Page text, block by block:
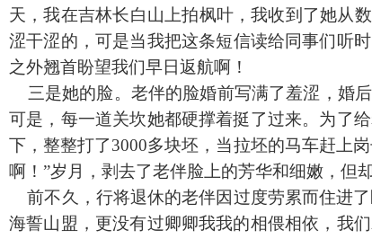
天，我在吉林长白山上拍枫叶，我收到了她从
涩干涩的，可是当我把这条短信读给同事们听
之外翘首盼望我们早日返航啊！
三是她的脸。老伴的脸婚前写满了羞涩，婚
可是，每一道关坎她都硬撑着挺了过来。为了
下，整整打了3000多块坯，当拉坯的马车赶上
啊！”岁月，剥去了老伴脸上的芳华和细嫩，
前不久，行将退休的老伴因过度劳累而住进
海誓山盟，更没有过卿卿我我的相偎相依，我